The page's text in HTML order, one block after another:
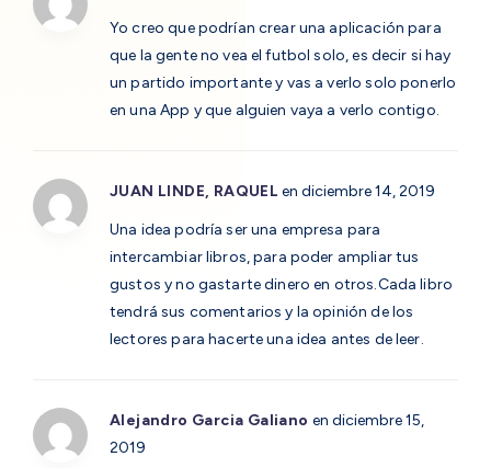
Yo creo que podrían crear una aplicación para
que la gente no vea el futbol solo, es decir si hay
un partido importante y vas a verlo solo ponerlo
en una App y que alguien vaya a verlo contigo.
JUAN LINDE, RAQUEL en diciembre 14, 2019
Una idea podría ser una empresa para
intercambiar libros, para poder ampliar tus
gustos y no gastarte dinero en otros.Cada libro
tendrá sus comentarios y la opinión de los
lectores para hacerte una idea antes de leer.
Alejandro Garcia Galiano en diciembre 15,
2019